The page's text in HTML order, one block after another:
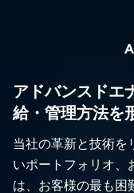
アドバンスドエ
給・管理方法を
当社の革新と技術を
いポートフォリオ、
は、お客様の最も困